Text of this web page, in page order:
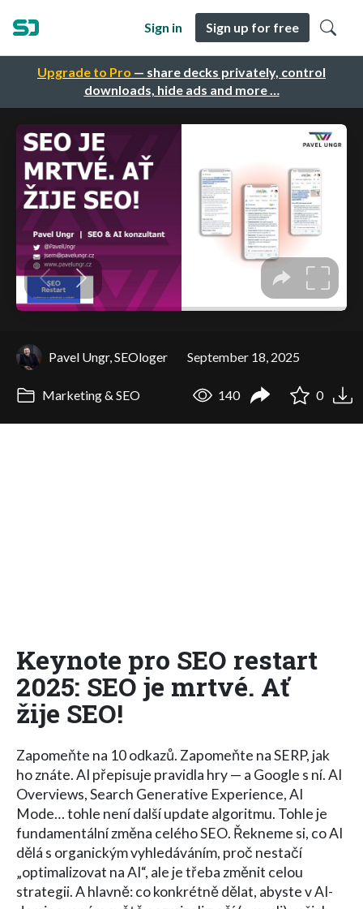
Upgrade to Pro — share decks privately, control
downloads, hide ads and more …
Sign in Sign up for free
Pavel Ungr, SEOloger September 18, 2025
Marketing & SEO 140 0
Keynote pro SEO restart
2025: SEO je mrtvé. Ať
žije SEO!
Zapomeňte na 10 odkazů. Zapomeňte na SERP, jak
ho znáte. AI přepisuje pravidla hry — a Google s ní. AI
Overviews, Search Generative Experience, AI
Mode… tohle není další update algoritmu. Tohle je
fundamentální změna celého SEO. Řekneme si, co AI
dělá s organickým vyhledáváním, proč nestačí
„optimalizovat na AI“, ale je třeba změnit celou
strategii. A hlavně: co konkrétně dělat, abyste v AI-